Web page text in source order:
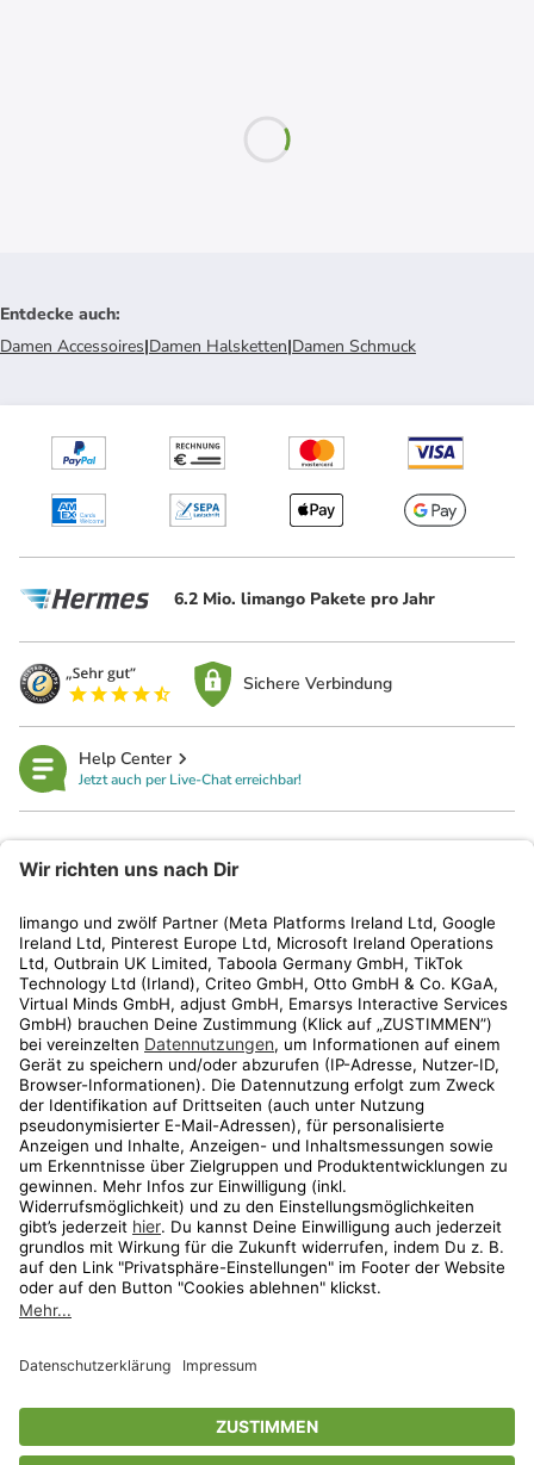
Entdecke auch:
Damen Accessoires|Damen Halsketten|Damen Schmuck
6.2 Mio. limango Pakete pro Jahr
Sichere Verbindung
Help Center
Jetzt auch per Live-Chat erreichbar!
Kundenservice
Shop
Aktionen
Travel
* Streichpreise entsprechen der unverbindlichen Preisempfehlung des